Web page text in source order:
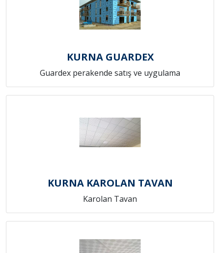
KURNA GUARDEX
Guardex perakende satış ve uygulama
KURNA KAROLAN TAVAN
Karolan Tavan